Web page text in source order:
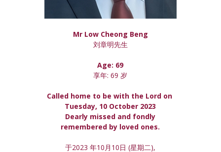
Mr Low Cheong Beng
刘章明先生
Age: 69
享年: 69 岁
Called home to be with the Lord on
Tuesday, 10 October 2023
Dearly missed and fondly
remembered by loved ones.
于2023 年10月10日 (星期二),